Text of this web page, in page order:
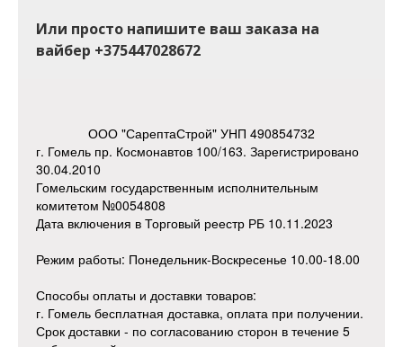
Или просто напишите ваш заказа на
вайбер +375447028672
ООО "СарептаСтрой" УНП 490854732
г. Гомель пр. Космонавтов 100/163. Зарегистрировано
30.04.2010
Гомельским государственным исполнительным
комитетом №0054808
Дата включения в Торговый реестр РБ 10.11.2023
Режим работы: Понедельник-Воскресенье 10.00-18.00
Способы оплаты и доставки товаров:
г. Гомель бесплатная доставка, оплата при получении.
Срок доставки - по согласованию сторон в течение 5